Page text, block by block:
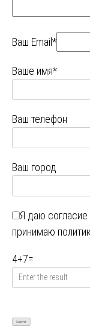
Ваш Email*
Ваше имя*
Ваш телефон
Ваш город
Я даю
принимаю
4+7=